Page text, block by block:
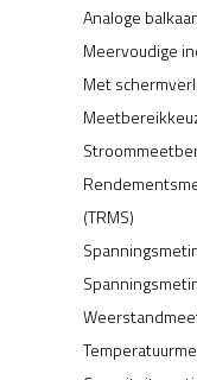
Analoge
Meervoudige
Met
(TRMS)